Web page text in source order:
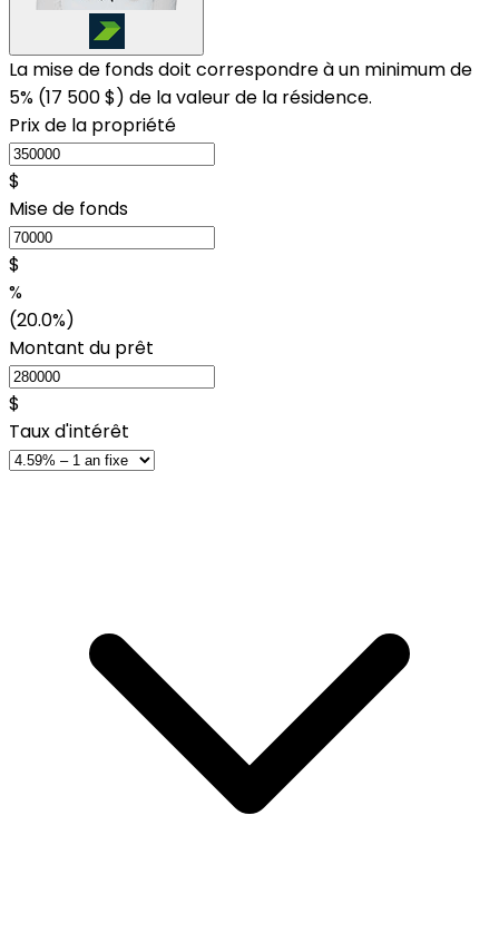
La mise de fonds doit correspondre à un minimum de
5% (17 500 $) de la valeur de la résidence.
Prix de la propriété
$
Mise de fonds
$
%
(20.0%)
Montant du prêt
$
Taux d'intérêt